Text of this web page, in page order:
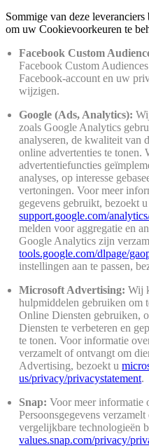
Sommige van deze
om uw Cookievoorkeuren te
Facebook Custom
Facebook Custom
Facebook-account en uw
wijzigen.
Google (Ads, Analytics):
zoals Google Analytics
analyseren, de kwaliteit van
online advertenties te
advertentiefuncties
analyses, op interesse
vertoningen. Voor meer
gegevens gebruikt, bezoekt u
support.google.com/
melden voor aggregatie en
Google Analytics zijn
tools.google.com/dlpage/
instellingen aan te passen,
Microsoft Advertising: Wij
hulpmiddelen gebruiken om
Online Diensten gebruiken,
Diensten te verbeteren en
te tonen. Voor informatie
verzamelt of ontvangt om
Advertising, bezoekt u
us/privacy/privacystatement.
Snap: Voor meer informatie
Persoonsgegevens
vergelijkbare technologieën
values.snap.com/privacy/